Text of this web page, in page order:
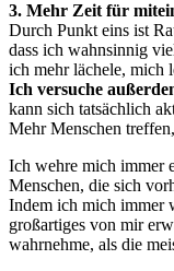
3. Mehr Zeit für
Durch Punkt eins ist
dass ich wahnsinnig
ich mehr lächele, mich
Ich versuche
kann sich tatsächlich
Mehr Menschen
Ich wehre mich immer
Menschen, die sich
Indem ich mich immer
großartiges von mir
wahrnehme, als die